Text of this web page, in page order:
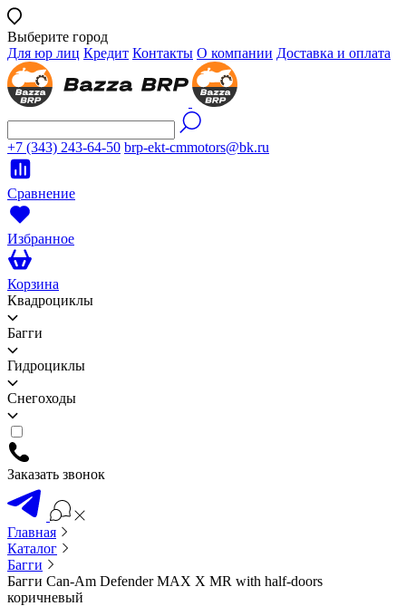
Выберите город
Для юр лиц Кредит Контакты О компании Доставка и оплата
+7 (343) 243-64-50 brp-ekt-cmmotors@bk.ru
Сравнение
Избранное
Корзина
Квадроциклы
Багги
Гидроциклы
Снегоходы
Заказать звонок
Главная
Каталог
Багги
Багги Can-Am Defender MAX X MR with half-doors
коричневый